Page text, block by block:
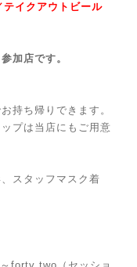
イクアウトビール
店です。
持ち帰りできます。
プは当店にもご用意
スタッフマスク着